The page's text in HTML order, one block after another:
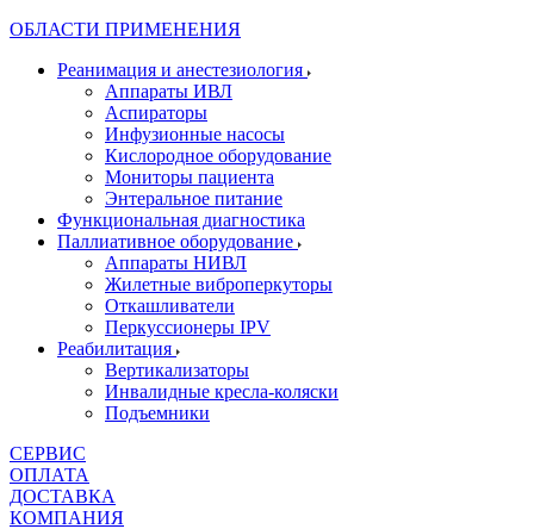
ОБЛАСТИ ПРИМЕНЕНИЯ
Реанимация и анестезиология
Аппараты ИВЛ
Аспираторы
Инфузионные насосы
Кислородное оборудование
Мониторы пациента
Энтеральное питание
Функциональная диагностика
Паллиативное оборудование
Аппараты НИВЛ
Жилетные виброперкуторы
Откашливатели
Перкуссионеры IPV
Реабилитация
Вертикализаторы
Инвалидные кресла-коляски
Подъемники
СЕРВИС
ОПЛАТА
ДОСТАВКА
КОМПАНИЯ